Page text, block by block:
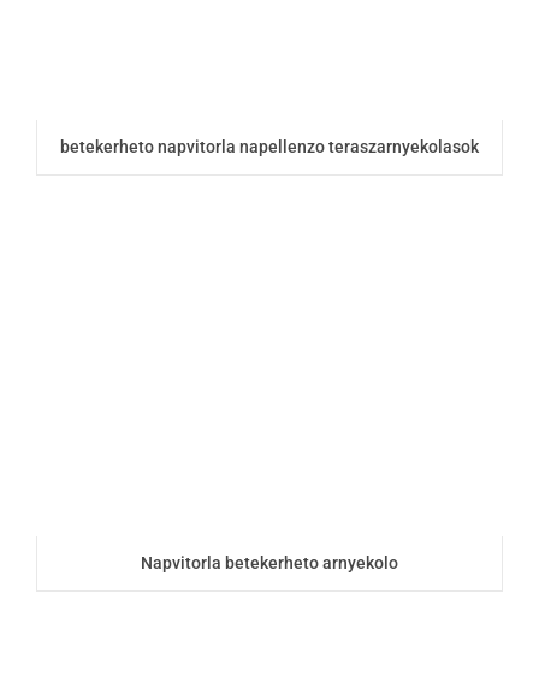
betekerheto napvitorla napellenzo teraszarnyekolasok
Napvitorla betekerheto arnyekolo